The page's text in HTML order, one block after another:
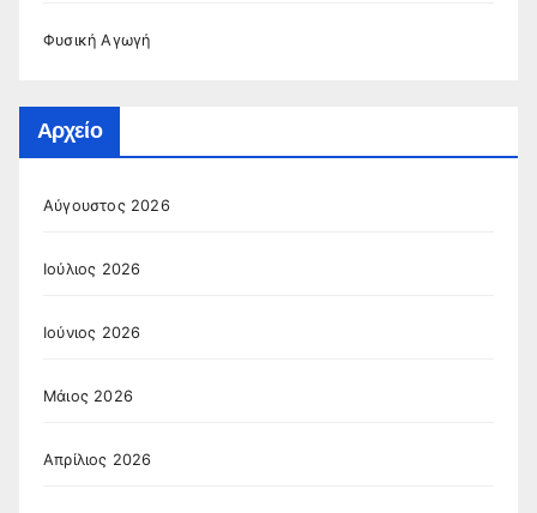
Φυσική Αγωγή
Αρχείο
Αύγουστος 2026
Ιούλιος 2026
Ιούνιος 2026
Μάιος 2026
Απρίλιος 2026